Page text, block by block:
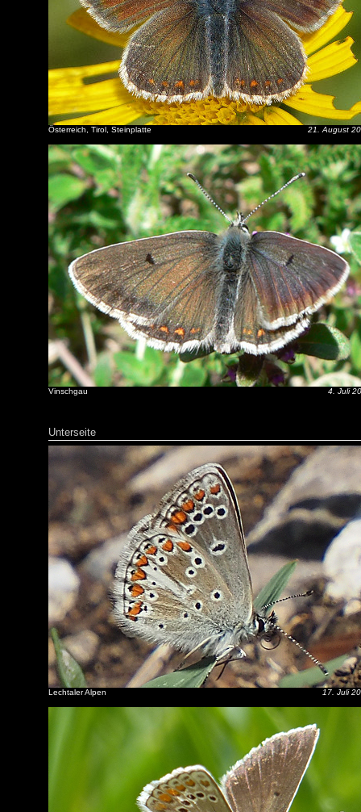
Österreich, Tirol, Steinplatte 21. August
Vinschgau 4. Juli
Unterseite
Lechtaler Alpen 17. Juli